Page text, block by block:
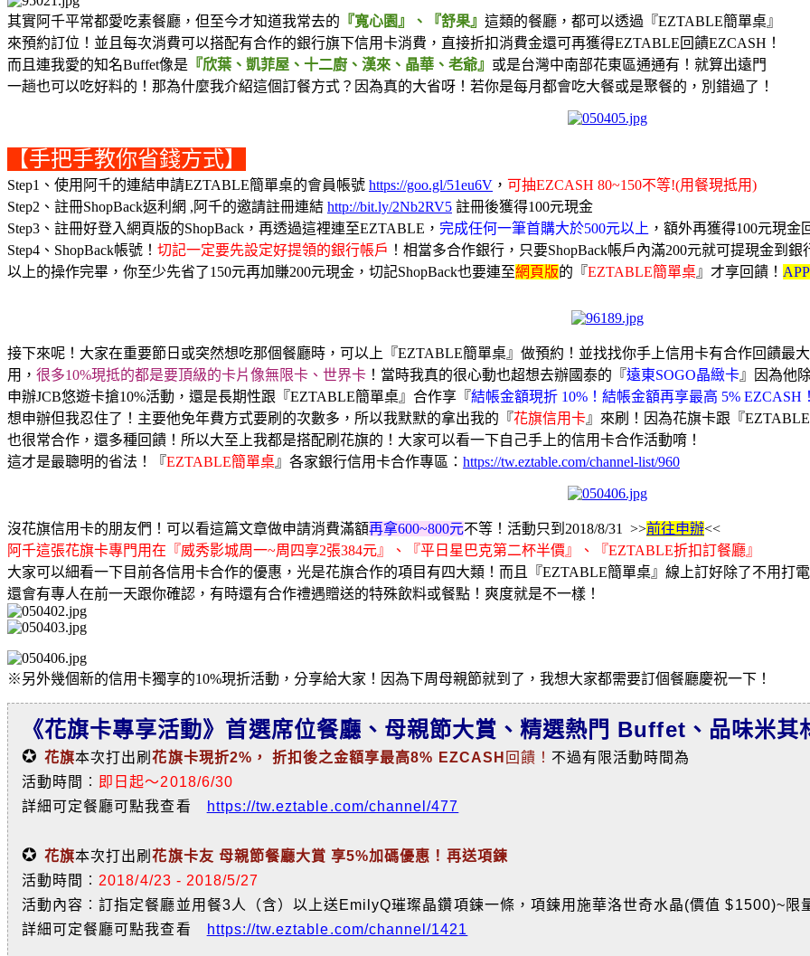
其實阿千平常都愛吃素餐廳，但至今才知道我常去的 『寬心園』、『舒果』 這類的餐廳，都可以透過『EZTABLE簡單桌』
來預約訂位！並且每次消費可以搭配有合作的銀行旗下信用卡消費，直接折扣消費金還可再獲得EZTABLE回饋EZCASH！
而且連我愛的知名Buffet像是 『欣葉、凱菲屋、十二廚、漢來、晶華、老爺』 或是台灣中南部花東區通通有！就算出遠門
一趟也可以吃好料的！那為什麼我介紹這個訂餐方式？因為真的大省呀！若你是每月都會吃大餐或是聚餐的，別錯過了！
【手把手教你省錢方式】
Step1、使用阿千的連結申請EZTABLE簡單桌的會員帳號 https://goo.gl/51eu6V ， 可抽EZCASH 80~150不等!(用餐現抵用)
Step2、註冊ShopBack返利網 ,阿千的邀請註冊連結 http://bit.ly/2Nb2RV5 註冊後獲得100元現金
Step3、註冊好登入網頁版的ShopBack，再透過這裡連至EZTABLE， 完成任何一筆首購大於500元以上 ，額外再獲得100元現金
Step4、ShopBack帳號！ 切記一定要先設定好提領的銀行帳戶 ！相當多合作銀行，只要ShopBack帳戶內滿200元就可提現金到銀
以上的操作完畢，你至少先省了150元再加賺200元現金，切記ShopBack也要連至網頁版的『EZTABLE簡單桌』才享回饋！
接下來呢！大家在重要節日或突然想吃那個餐廳時，可以上『EZTABLE簡單桌』做預約！並找找你手上信用卡有合作回饋最
用， 很多10%現抵的都是要頂級的卡片像無限卡、世界卡 ！當時我真的很心動也超想去辦國泰的『遠東SOGO晶緻卡』因為他
申辦JCB悠遊卡搶10%活動，還是長期性跟 『EZTABLE簡單桌』合作享『結帳金額現折 10%！結帳金額再享最高 5% EZCASH！
想申辦但我忍住了！主要他免年費方式要刷的次數多，所以我默默的拿出我的『花旗信用卡』來刷！因為花旗卡跟『EZTABLE
也很常合作，還多種回饋！所以大至上我都是搭配刷花旗的！大家可以看一下自己手上的信用卡合作活動唷！
這才是最聰明的省法！『EZTABLE簡單桌』各家銀行信用卡合作專區： https://tw.eztable.com/channel-list/960
沒花旗信用卡的朋友們！可以看這篇文章做申請消費滿額再拿600~800元不等！活動只到2018/8/31 >>前往申辦<<
阿千這張花旗卡專門用在『威秀影城周一~周四享2張384元』、『平日星巴克第二杯半價』、『EZTABLE折扣訂餐廳』
大家可以細看一下目前各信用卡合作的優惠，光是花旗合作的項目有四大類！而且『EZTABLE簡單桌』線上訂好除了不用打
還會有專人在前一天跟你確認，有時還有合作禮遇贈送的特殊飲料或餐點！爽度就是不一樣！
※另外幾個新的信用卡獨享的10%現折活動，分享給大家！因為下周母親節就到了，我想大家都需要訂個餐廳慶祝一下！
《花旗卡專享活動》首選席位餐廳、母親節大賞、精選熱門 Buffet、品味米其
✪花旗本次打出刷花旗卡現折2%， 折扣後之金額享最高8% EZCASH 回饋！ 不過有限活動時間為
活動時間︰
即日起～2018/6/30
詳細可定餐廳可點我查看
https://tw.eztable.com/channel/477
✪花旗本次打出刷花旗卡友 母親節餐廳大賞 享5%加碼優惠！再送項鍊
活動時間︰ 2018/4/23 - 2018/5/27
活動內容︰訂指定餐廳並用餐3人（含）以上送EmilyQ璀璨晶鑽項鍊一條，項鍊用施華洛世奇水晶(價值 $1500)~限
詳細可定餐廳可點我查看
https://tw.eztable.com/channel/1421